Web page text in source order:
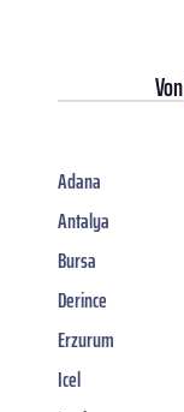
Von
Adana
Antalya
Bursa
Derince
Erzurum
Icel